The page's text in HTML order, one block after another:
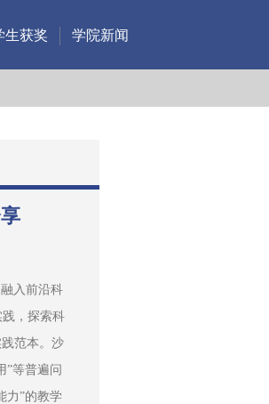
生获奖 学院新闻
入前沿科
，探索科
范本。沙
”等普遍问
力”的教学